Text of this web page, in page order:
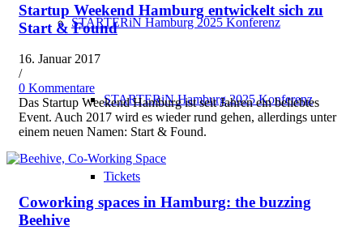
STARTERiN Hamburg 2025 Konferenz
STARTERiN Hamburg 2025 Konferenz
Tickets
Startup Weekend Hamburg entwickelt sich zu
Start & Found
16. Januar 2017
/
0 Kommentare
Das Startup Weekend Hamburg ist seit Jahren ein beliebtes
Event. Auch 2017 wird es wieder rund gehen, allerdings unter
einem neuen Namen: Start & Found.
Coworking spaces in Hamburg: the buzzing
Beehive